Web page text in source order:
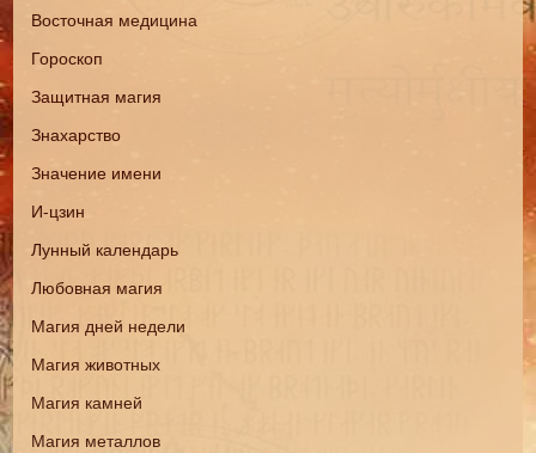
Восточная медицина
Гороскоп
Защитная магия
Знахарство
Значение имени
И-цзин
Лунный календарь
Любовная магия
Магия дней недели
Магия животных
Магия камней
Магия металлов